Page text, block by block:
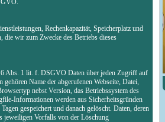
Rechenkapazität, Speicherplatz und
die wir zum Zwecke des Betriebs dieses
6 Abs. 1 lit. f. DSGVO Daten über jeden Zugriff auf
Name der abgerufenen Webseite, Datei,
nebst Version, das Betriebssystem des
Informationen werden aus Sicherheitsgründen
gespeichert und danach gelöscht. Daten, deren
jeweiligen Vorfalls von der Löschung